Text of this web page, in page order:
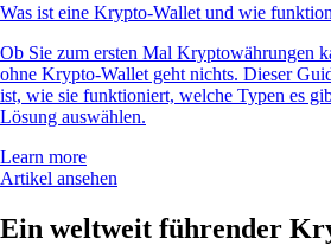
Was ist eine Krypto-Wallet und wie
Ob Sie zum ersten Mal Kryptowährungen
ohne Krypto-Wallet geht nichts. Dieser
ist, wie sie funktioniert, welche Typen es
Lösung auswählen.
Learn more
Artikel ansehen
Ein weltweit führender